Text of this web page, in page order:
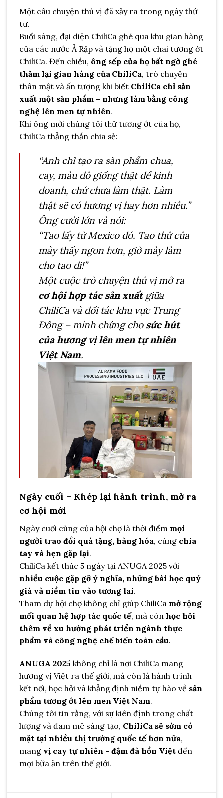
Một câu chuyện thú vị đã xảy ra trong ngày thứ
tư.
Buổi sáng, đại diện ChiliCa ghé qua khu gian hàng
của các nước Ả Rập và tặng họ một chai tương ớt
ChiliCa. Đến chiều, ông sếp của họ bất ngờ ghé
thăm lại gian hàng của ChiliCa, trò chuyện
thân mật và ấn tượng khi biết ChiliCa chỉ sản
xuất một sản phẩm – nhưng làm bằng công
nghệ lên men tự nhiên.
Khi ông mời chúng tôi thử tương ớt của họ,
ChiliCa thẳng thắn chia sẻ:
“Anh chỉ tạo ra sản phẩm chua,
cay, màu đỏ giống thật để kinh
doanh, chứ chưa làm thật. Làm
thật sẽ có hương vị hay hơn nhiều.”
Ông cười lớn và nói:
“Tao lấy từ Mexico đó. Tao thử của
mày thấy ngon hơn, giờ mày làm
cho tao đi!”
Một cuộc trò chuyện thú vị mở ra
cơ hội hợp tác sản xuấtgiữa
ChiliCa và đối tác khu vực Trung
Đông – minh chứng cho sức hút
của hương vị lên men tự nhiên
Việt Nam.
Ngày cuối – Khép lại hành trình, mở ra
cơ hội mới
Ngày cuối cùng của hội chợ là thời điểm mọi
người trao đổi quà tặng, hàng hóa, cùng chia
tay và hẹn gặp lại.
ChiliCa kết thúc 5 ngày tại ANUGA 2025 với
nhiều cuộc gặp gỡ ý nghĩa, những bài học quý
giá và niềm tin vào tương lai.
Tham dự hội chợ không chỉ giúp ChiliCa mở rộng
mối quan hệ hợp tác quốc tế, mà còn học hỏi
thêm về xu hướng phát triển ngành thực
phẩm và công nghệ chế biến toàn cầu.
ANUGA 2025 không chỉ là nơi ChiliCa mang
hương vị Việt ra thế giới, mà còn là hành trình
kết nối, học hỏi và khẳng định niềm tự hào về sản
phẩm tương ớt lên men Việt Nam.
Chúng tôi tin rằng, với sự kiên định trong chất
lượng và đam mê sáng tạo, ChiliCa sẽ sớm có
mặt tại nhiều thị trường quốc tế hơn nữa,
mang vị cay tự nhiên – đậm đà hồn Việt đến
mọi bữa ăn trên thế giới.